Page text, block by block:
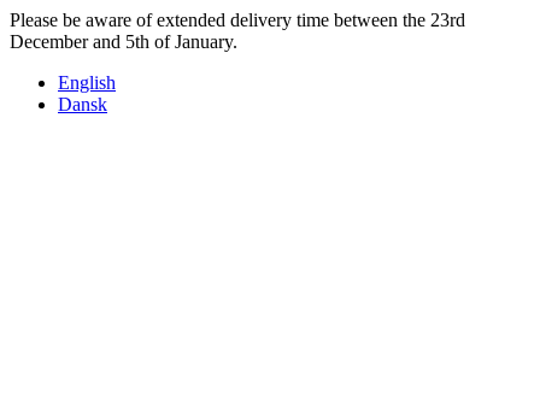
Videre
til
Please be aware of extended delivery time between the 23rd
December and 5th of January.
English
Dansk